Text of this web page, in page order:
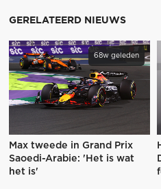
GERELATEERD NIEUWS
68w geleden
Max tweede in Grand Prix
Saoedi-Arabie: 'Het is wat
het is'